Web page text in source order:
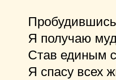
Я получаю
Став единым
Я спасу всех